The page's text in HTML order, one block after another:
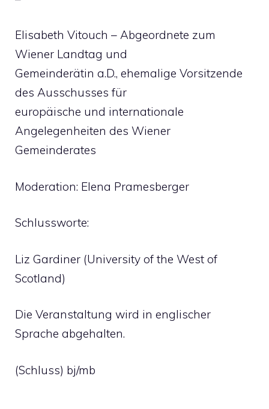
Elisabeth Vitouch – Abgeordnete zum
Wiener Landtag und
Gemeinderätin a.D., ehemalige Vorsitzende
des Ausschusses für
europäische und internationale
Angelegenheiten des Wiener
Gemeinderates
Moderation: Elena Pramesberger
Schlussworte:
Liz Gardiner (University of the West of
Scotland)
Die Veranstaltung wird in englischer
Sprache abgehalten.
(Schluss) bj/mb